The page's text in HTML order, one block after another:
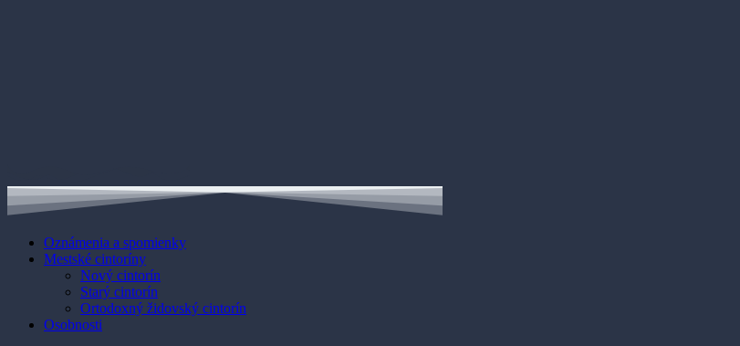
Oznámenia a spomienky
Mestské cintoríny
Nový cintorín
Starý cintorín
Ortodoxný židovský cintorín
Osobnosti